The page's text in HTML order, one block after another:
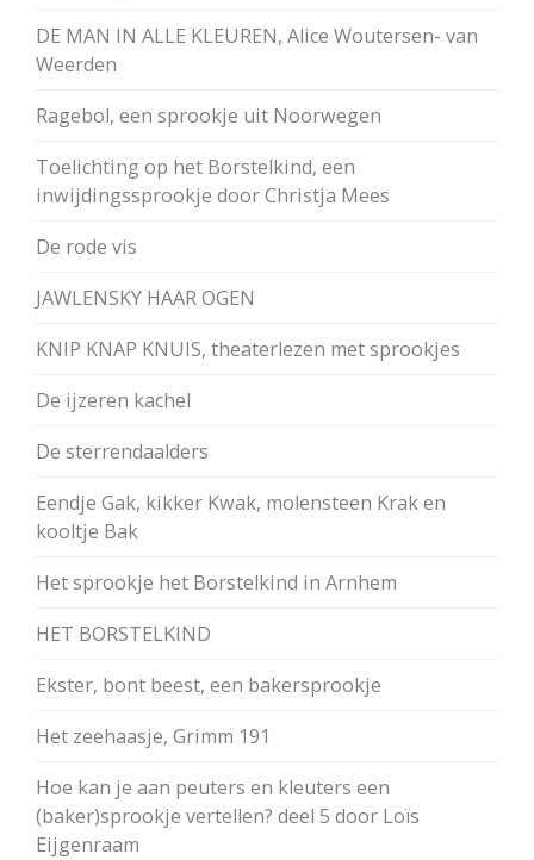
DE MAN IN ALLE KLEUREN, Alice Woutersen- van
Weerden
Ragebol, een sprookje uit Noorwegen
Toelichting op het Borstelkind, een
inwijdingssprookje door Christja Mees
De rode vis
JAWLENSKY HAAR OGEN
KNIP KNAP KNUIS, theaterlezen met sprookjes
De ijzeren kachel
De sterrendaalders
Eendje Gak, kikker Kwak, molensteen Krak en
kooltje Bak
Het sprookje het Borstelkind in Arnhem
HET BORSTELKIND
Ekster, bont beest, een bakersprookje
Het zeehaasje, Grimm 191
Hoe kan je aan peuters en kleuters een
(baker)sprookje vertellen? deel 5 door Loïs
Eijgenraam